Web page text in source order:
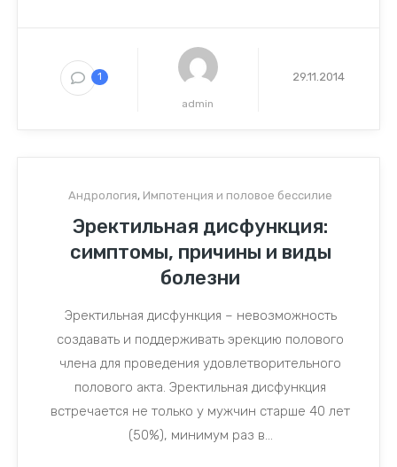
1
admin
29.11.2014
Андрология, Импотенция и половое бессилие
Эректильная дисфункция:
симптомы, причины и виды
болезни
Эректильная дисфункция – невозможность
создавать и поддерживать эрекцию полового
члена для проведения удовлетворительного
полового акта. Эректильная дисфункция
встречается не только у мужчин старше 40 лет
(50%), минимум раз в...